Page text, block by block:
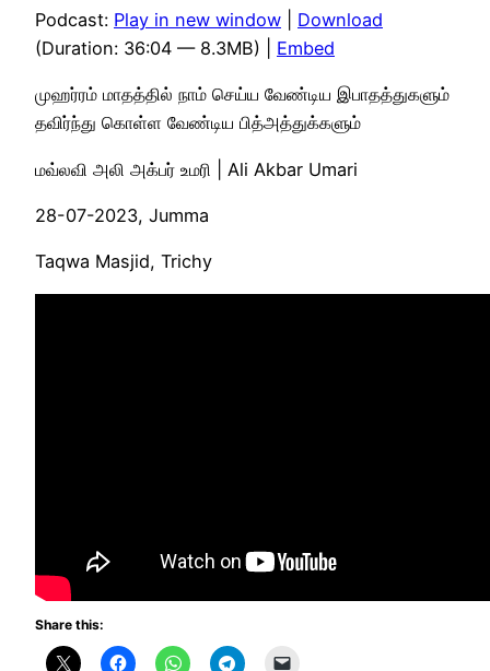
Podcast: Play in new window
Download
(Duration: 36:04 — 8.3MB) | Embed
முஹர்ரம் மாதத்தில் நாம் செய்ய வேண்டிய இபாதத்துகளும்
தவிர்ந்து கொள்ள வேண்டிய பித்அத்துக்களும்
மவ்லவி அலி அக்பர் உமரி | Ali Akbar Umari
28-07-2023, Jumma
Taqwa Masjid, Trichy
Share this: